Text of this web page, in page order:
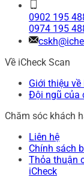
0902 195
0974 195
Về iCheck Scan
Giới thiệu về
Đội ngũ của
Chăm sóc khách
Liên hệ
Chính sách
Thỏa thuận
iCheck